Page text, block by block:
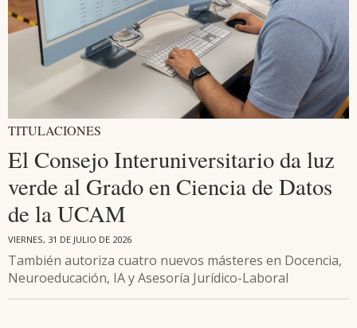
TITULACIONES
El Consejo Interuniversitario da luz
verde al Grado en Ciencia de Datos
de la UCAM
VIERNES, 31 DE JULIO DE 2026
También autoriza cuatro nuevos másteres en Docencia,
Neuroeducación, IA y Asesoría Jurídico-Laboral